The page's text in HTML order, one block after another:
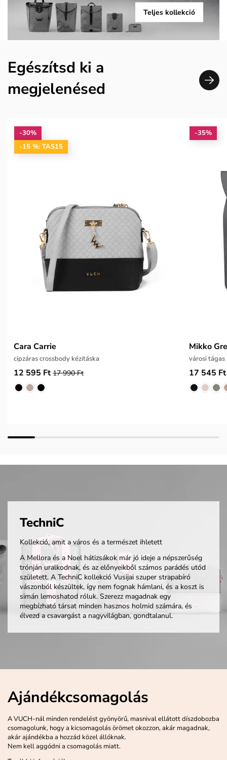
Teljes kollekció
Egészítsd ki a
megjelenésed
-30%
-15 %: TAS15
Cara Carrie
cipzáras crossbody kézitáska
12 595 Ft 17 990 Ft
-35%
Mikko
városi tágas
17 545 Ft
TechniC
Kollekció, amit a város és a természet ihletett
A Mellora és a Noel hátizsákok már jó ideje a népszerűség
trónján uralkodnak, és az előnyeikből számos parádés utód
született. A TechniC kollekció Vusijai szuper strapabíró
vászonból készültek, így nem fognak hámlani, és a koszt is
simán lemoshatod róluk. Szerezz magadnak egy
megbízható társat minden hasznos holmid számára, és
élvezd a csavargást a nagyvilágban, gondtalanul.
Ajándékcsomagolás
A VUCH-nál minden rendelést gyönyörű, masnival ellátott díszdobozba
csomagolunk, hogy a kicsomagolás örömet okozzon, akár magadnak,
akár ajándékba a hozzád közel állóknak.
Nem kell aggódni a csomagolás miatt.